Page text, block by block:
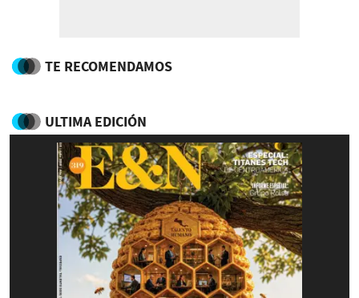
TE RECOMENDAMOS
ULTIMA EDICIÓN